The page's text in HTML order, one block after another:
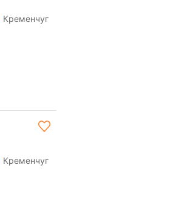
Кременчуг
Кременчуг